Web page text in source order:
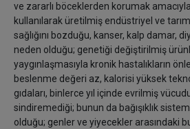
ve zararlı böceklerden korumak
kullanılarak üretilmiş endüstriyel ve
sağlığını bozduğu, kanser, kalp damar,
neden olduğu; genetiği değiştirilmiş
yaygınlaşmasıyla kronik hastalıkların
beslenme değeri az, kalorisi yüksek
gıdaları, binlerce yıl içinde evrilmiş
sindiremediği; bunun da bağışıklık
olduğu; genler ve yiyecekler arasındaki